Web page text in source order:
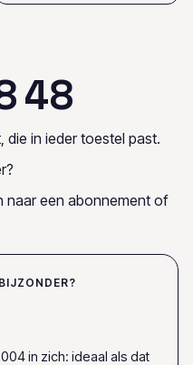
48
die in ieder toestel past.
naar een abonnement of
in zich: ideaal als dat